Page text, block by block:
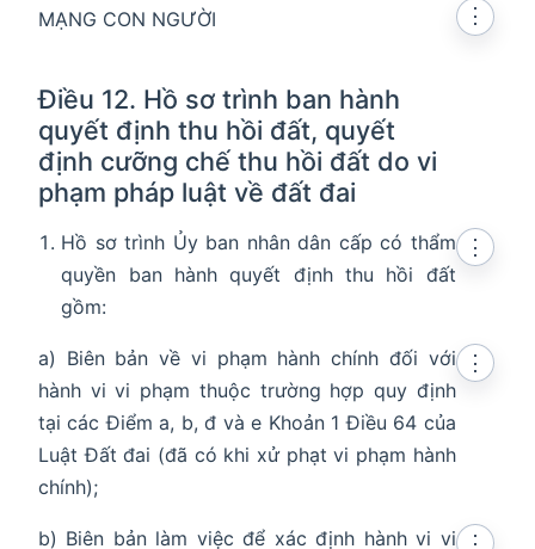
MẠNG CON NGƯỜI
Điều 12. Hồ sơ trình ban hành
quyết định thu hồi đất, quyết
định cưỡng chế thu hồi đất do vi
phạm pháp luật về đất đai
⋮
Hồ sơ trình Ủy ban nhân dân cấp có thẩm
quyền ban hành quyết định thu hồi đất
gồm:
⋮
a) Biên bản về vi phạm hành chính đối với
hành vi vi phạm thuộc trường hợp quy định
tại các Điểm a, b, đ và e Khoản 1 Điều 64 của
Luật Đất đai (đã có khi xử phạt vi phạm hành
chính);
⋮
b) Biên bản làm việc để xác định hành vi vi ⋮